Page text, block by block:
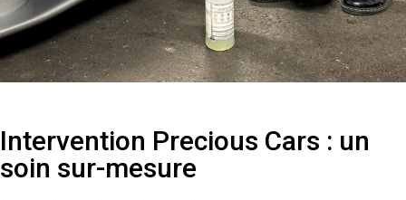
Intervention Precious Cars : un
soin sur-mesure